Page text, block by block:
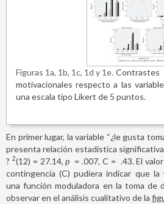
Figuras 1a, 1b, 1c, 1d y 1e
motivacionales respecto a las
una escala tipo Likert de 5 puntos.
En primer lugar, la variable “¿le gusta
presenta relación estadística
? 2(12) = 27.14,p = .007, C = .43. El
contingencia (C) pudiera indicar que la
una función moduladora en la toma de
observar en el análisis cualitativo de la